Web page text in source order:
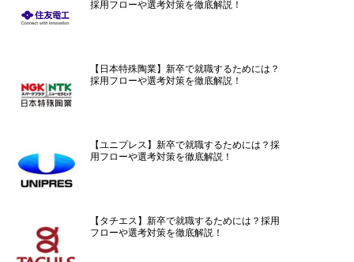
採用フローや選考対策を徹底解説！
【日本特殊陶業】新卒で就職するためには？
採用フローや選考対策を徹底解説！
【ユニプレス】新卒で就職するためには？採
用フローや選考対策を徹底解説！
【タチエス】新卒で就職するためには？採用
フローや選考対策を徹底解説！